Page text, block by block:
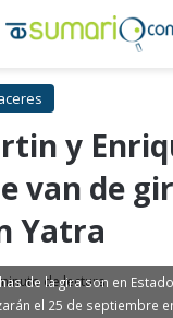
y
van de
Yatra
de lectura
de la gira son en
el 25 de septiembre